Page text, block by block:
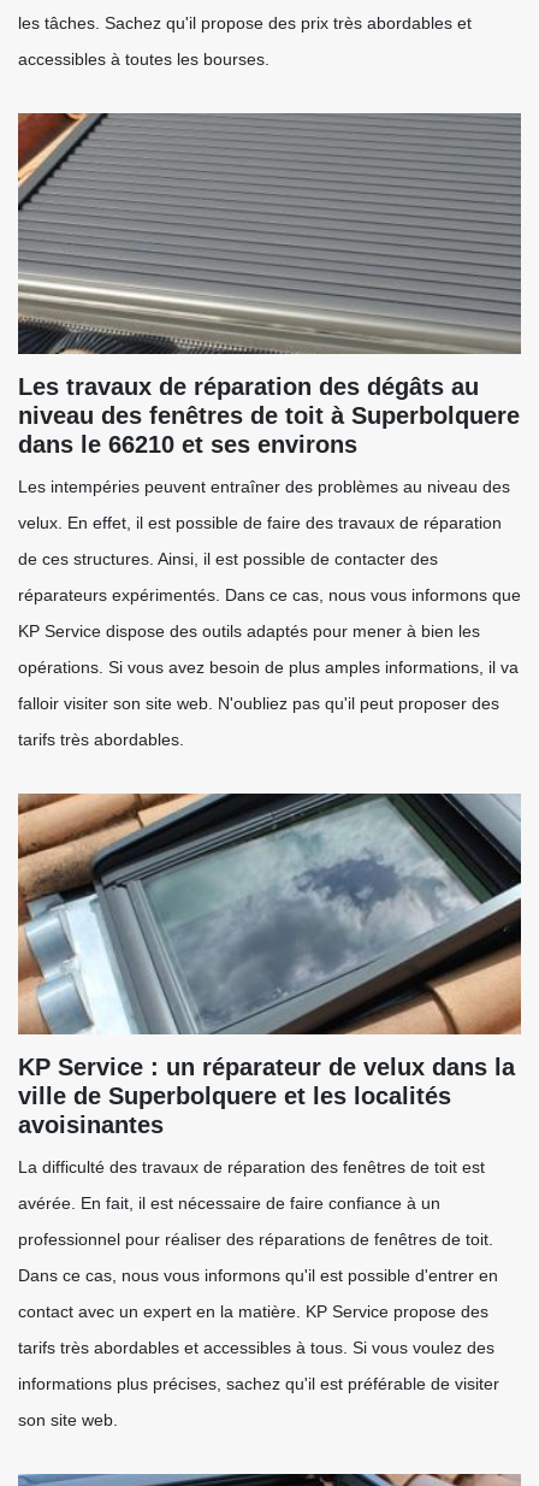
les tâches. Sachez qu'il propose des prix très abordables et
accessibles à toutes les bourses.
Les travaux de réparation des dégâts au
niveau des fenêtres de toit à Superbolquere
dans le 66210 et ses environs
Les intempéries peuvent entraîner des problèmes au niveau des
velux. En effet, il est possible de faire des travaux de réparation
de ces structures. Ainsi, il est possible de contacter des
réparateurs expérimentés. Dans ce cas, nous vous informons que
KP Service dispose des outils adaptés pour mener à bien les
opérations. Si vous avez besoin de plus amples informations, il va
falloir visiter son site web. N'oubliez pas qu'il peut proposer des
tarifs très abordables.
KP Service : un réparateur de velux dans la
ville de Superbolquere et les localités
avoisinantes
La difficulté des travaux de réparation des fenêtres de toit est
avérée. En fait, il est nécessaire de faire confiance à un
professionnel pour réaliser des réparations de fenêtres de toit.
Dans ce cas, nous vous informons qu'il est possible d'entrer en
contact avec un expert en la matière. KP Service propose des
tarifs très abordables et accessibles à tous. Si vous voulez des
informations plus précises, sachez qu'il est préférable de visiter
son site web.